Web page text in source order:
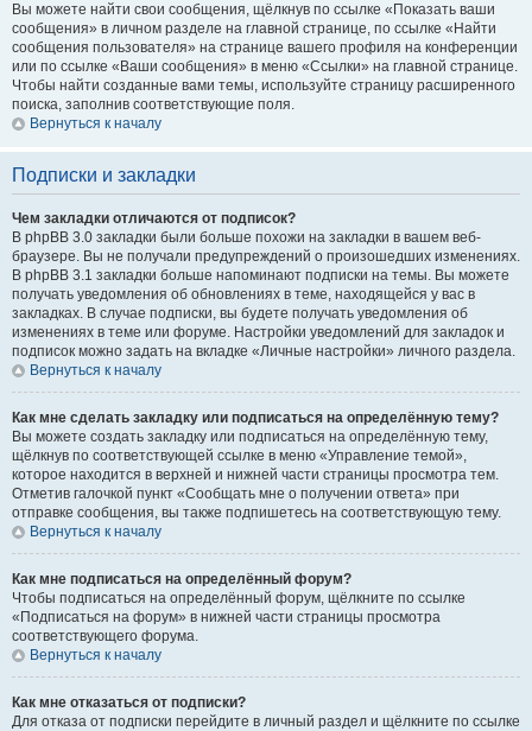
Вы можете найти свои сообщения, щёлкнув по ссылке «Показать ваши
сообщения» в личном разделе на главной странице, по ссылке «Найти
сообщения пользователя» на странице вашего профиля на конференции
или по ссылке «Ваши сообщения» в меню «Ссылки» на главной странице.
Чтобы найти созданные вами темы, используйте страницу расширенного
поиска, заполнив соответствующие поля.
Вернуться к началу
Подписки и закладки
Чем закладки отличаются от подписок?
В phpBB 3.0 закладки были больше похожи на закладки в вашем веб-
браузере. Вы не получали предупреждений о произошедших изменениях.
В phpBB 3.1 закладки больше напоминают подписки на темы. Вы можете
получать уведомления об обновлениях в теме, находящейся у вас в
закладках. В случае подписки, вы будете получать уведомления об
изменениях в теме или форуме. Настройки уведомлений для закладок и
подписок можно задать на вкладке «Личные настройки» личного раздела.
Вернуться к началу
Как мне сделать закладку или подписаться на определённую тему?
Вы можете создать закладку или подписаться на определённую тему,
щёлкнув по соответствующей ссылке в меню «Управление темой»,
которое находится в верхней и нижней части страницы просмотра тем.
Отметив галочкой пункт «Сообщать мне о получении ответа» при
отправке сообщения, вы также подпишетесь на соответствующую тему.
Вернуться к началу
Как мне подписаться на определённый форум?
Чтобы подписаться на определённый форум, щёлкните по ссылке
«Подписаться на форум» в нижней части страницы просмотра
соответствующего форума.
Вернуться к началу
Как мне отказаться от подписки?
Для отказа от подписки перейдите в личный раздел и щёлкните по ссылке